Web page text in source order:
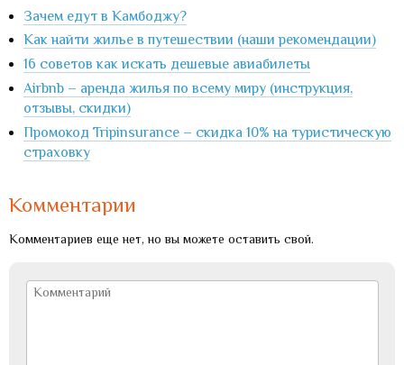
Зачем едут в Камбоджу?
Как найти жилье в путешествии (наши рекомендации)
16 советов как искать дешевые авиабилеты
Airbnb – аренда жилья по всему миру (инструкция,
отзывы, скидки)
Промокод Tripinsurance – скидка 10% на туристическую
страховку
Комментарии
Комментариев еще нет, но вы можете оставить свой.